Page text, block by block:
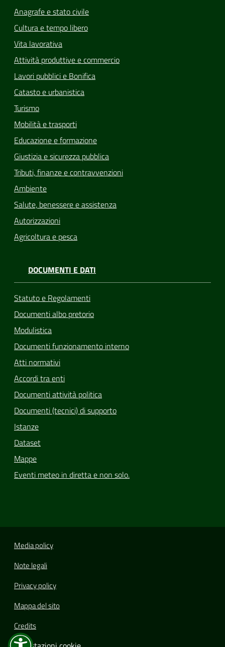
Anagrafe e stato civile
Cultura e tempo libero
Vita lavorativa
Attività produttive e commercio
Lavori pubblici e Bonifica
Catasto e urbanistica
Turismo
Mobilità e trasporti
Educazione e formazione
Giustizia e sicurezza pubblica
Tributi, finanze e contravvenzioni
Ambiente
Salute, benessere e assistenza
Autorizzazioni
Agricoltura e pesca
DOCUMENTI E DATI
Statuto e Regolamenti
Documenti albo pretorio
Modulistica
Documenti funzionamento interno
Atti normativi
Accordi tra enti
Documenti attività politica
Documenti (tecnici) di supporto
Istanze
Dataset
Mappe
Eventi meteo in diretta e non solo.
Media policy
Note legali
Privacy policy
Mappa del sito
Credits